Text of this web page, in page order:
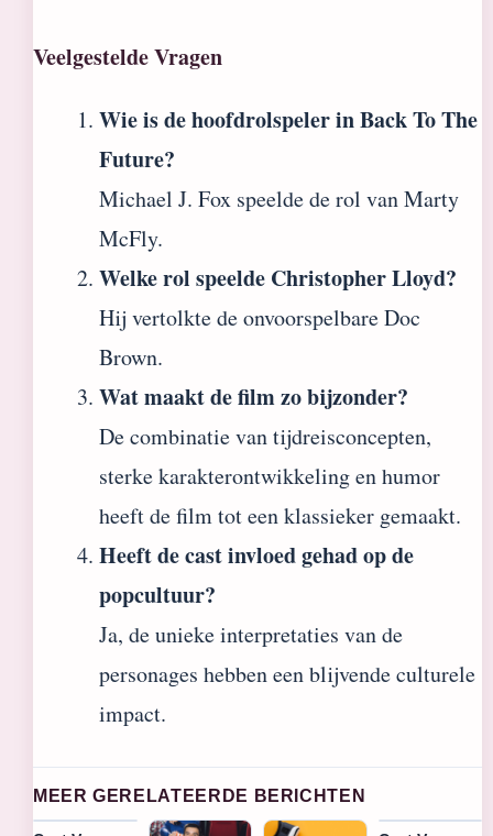
Veelgestelde Vragen
Wie is de hoofdrolspeler in Back To The
Future?
Michael J. Fox speelde de rol van Marty
McFly.
Welke rol speelde Christopher Lloyd?
Hij vertolkte de onvoorspelbare Doc
Brown.
Wat maakt de film zo bijzonder?
De combinatie van tijdreisconcepten,
sterke karakterontwikkeling en humor
heeft de film tot een klassieker gemaakt.
Heeft de cast invloed gehad op de
popcultuur?
Ja, de unieke interpretaties van de
personages hebben een blijvende culturele
impact.
MEER GERELATEERDE BERICHTEN